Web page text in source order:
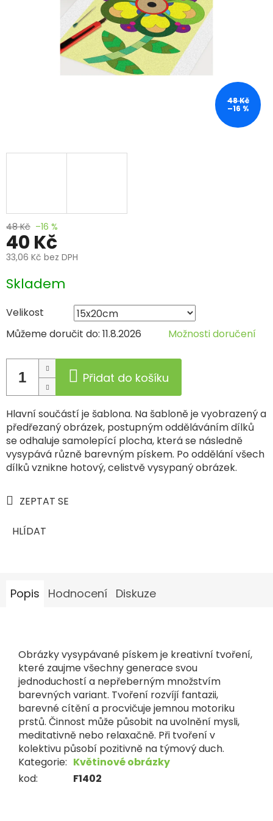
48 Kč
–16 %
48 Kč –16 %
40 Kč
33,06 Kč bez DPH
Měrná
cena:
Skladem
Velikost
Můžeme doručit do: 11.8.2026 Možnosti doručení
Přidat do košíku
Hlavní součástí je šablona. Na šabloně je vyobrazený a
předřezaný obrázek, postupným odděláváním dílků
se odhaluje samolepící plocha, která se následně
vysypává různě barevným pískem. Po oddělání všech
dílků vznikne hotový, celistvě vysypaný obrázek.
ZEPTAT SE
HLÍDAT
Popis Hodnocení Diskuze
Obrázky vysypávané pískem je kreativní tvoření,
které zaujme všechny generace svou
jednoduchostí a nepřeberným množstvím
barevných variant. Tvoření rozvíjí fantazii,
barevné cítění a procvičuje jemnou motoriku
prstů. Činnost může působit na uvolnění mysli,
meditativně nebo relaxačně. Při tvoření v
kolektivu působí pozitivně na týmový duch.
Kategorie: Květinové obrázky
kod: F1402